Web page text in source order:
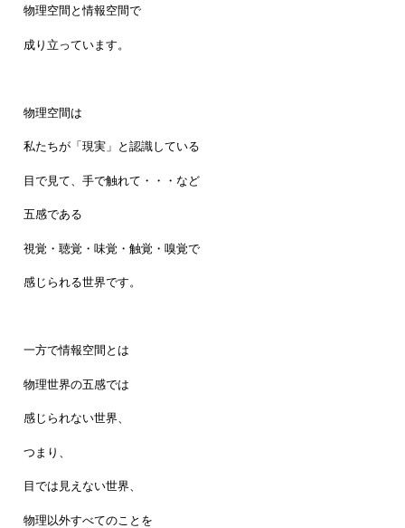
物理空間と情報空間で
成り立っています。
物理空間は
私たちが「現実」と認識している
目で見て、手で触れて・・・など
五感である
視覚・聴覚・味覚・触覚・嗅覚で
感じられる世界です。
一方で情報空間とは
物理世界の五感では
感じられない世界、
つまり、
目では見えない世界、
物理以外すべてのことを